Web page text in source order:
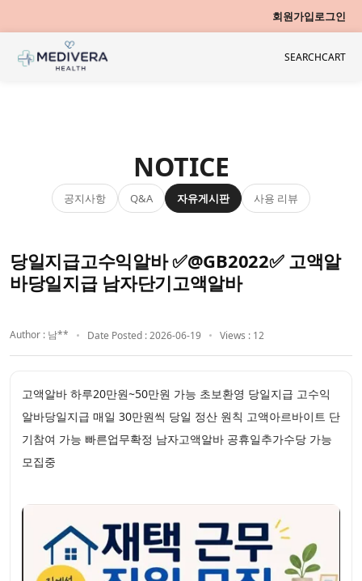
회원가입로그인
SEARCHCART
NOTICE
공지사항 Q&A 자유게시판 사용 리뷰
당일지급고수익알바 ✅@GB2022✅ 고액알
바당일지급 남자단기고액알바
Author : 남** Date Posted : 2026-06-19 Views : 12
고액알바 하루20만원~50만원 가능 초보환영 당일지급 고수익
알바당일지급 매일 30만원씩 당일 정산 원칙 고액아르바이트 단
기참여 가능 빠른업무확정 남자고액알바 공휴일추가수당 가능
모집중